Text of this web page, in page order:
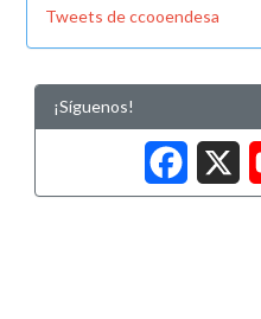
Tweets de ccooendesa
¡Síguenos!